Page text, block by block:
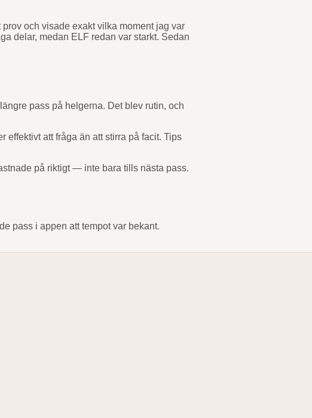
och visade exakt vilka moment jag var
delar, medan ELF redan var starkt. Sedan
pass på helgerna. Det blev rutin, och
effektivt att fråga än att stirra på facit. Tips
på riktigt — inte bara tills nästa pass.
pass i appen att tempot var bekant.